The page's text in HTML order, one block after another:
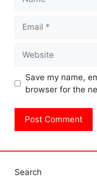
Save my name,
browser for the
Search